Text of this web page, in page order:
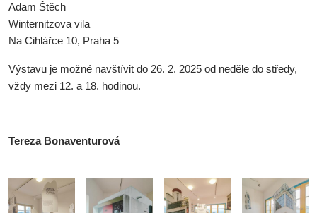
Adam Štěch
Winternitzova vila
Na Cihlářce 10, Praha 5
Výstavu je možné navštívit do 26. 2. 2025 od neděle do středy,
vždy mezi 12. a 18. hodinou.
Tereza Bonaventurová